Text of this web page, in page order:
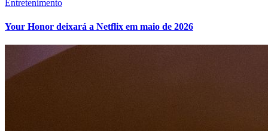
Entretenimento
Your Honor deixará a Netflix em maio de 2026